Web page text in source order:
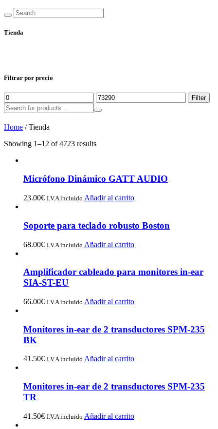
Tienda
Home / Tienda
Showing 1–12 of 4723 results
Micrófono Dinámico GATT AUDIO
23.00€ I.V.A incluido Añadir al carrito
Soporte para teclado robusto Boston
68.00€ I.V.A incluido Añadir al carrito
Amplificador cableado para monitores in-ear
SIA-ST-EU
66.00€ I.V.A incluido Añadir al carrito
Monitores in-ear de 2 transductores SPM-235
BK
41.50€ I.V.A incluido Añadir al carrito
Monitores in-ear de 2 transductores SPM-235
TR
41.50€ I.V.A incluido Añadir al carrito
Filtrar por precio
Min
price
Max
price
Filter